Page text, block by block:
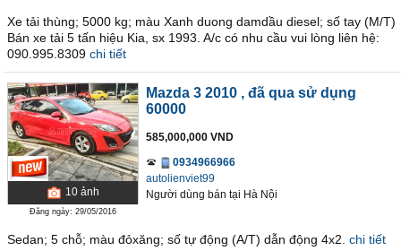
Xe tải thùng; 5000 kg; màu Xanh duong damdầu diesel; số tay (M/T)
Bán xe tải 5 tấn hiệu Kia, sx 1993. A/c có nhu cầu vui lòng liên hệ:
090.995.8309 chi tiết
10ảnh
Đăng ngày: 29/05/2016
Mazda 3 2010 , đã qua sử dụng
60000
585,000,000 VND
0934966966
autolienviet99
Người dùng bán tại Hà Nội
Sedan; 5 chỗ; màu đỏxăng; số tự động (A/T) dẫn động 4x2. chi tiết